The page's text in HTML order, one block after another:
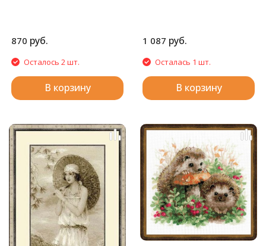
870 руб.
Осталось 2 шт.
В корзину
1 087 руб.
Осталась 1 шт.
В корзину